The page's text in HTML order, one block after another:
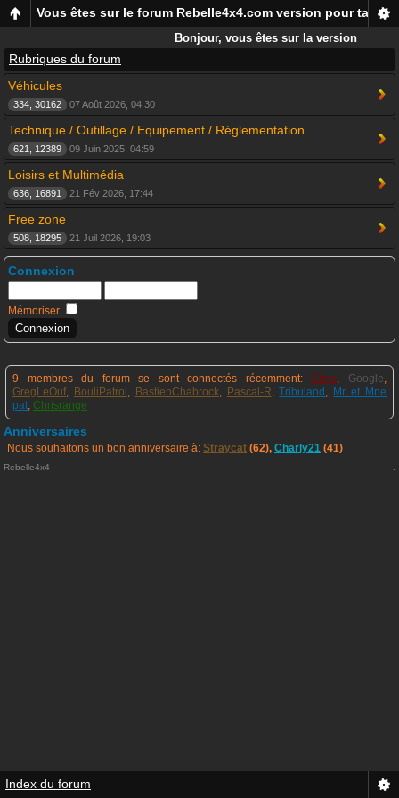
Vous êtes sur le forum Rebelle4x4.com version pour
Bonjour, vous êtes sur la version
mobile du forum Rebelle4x4, pour
Rubriques du forum
Véhicules
334, 30162 07 Août 2026, 04:30
Technique / Outillage / Equipement / Réglementation
621, 12389 09 Juin 2025, 04:59
Loisirs et Multimédia
636, 16891 21 Fév 2026, 17:44
Free zone
508, 18295 21 Juil 2026, 19:03
Connexion
Mémoriser
9 membres du forum se sont connectés récemment:Chris, Google,
GregLeOuf, BouliPatrol , BastienChabrock, Pascal-R,Tribuland , Mr et Mne
pat, Chrisrange
Anniversaires
Nous souhaitons un bon anniversaire à: Straycat (62), Charly21 (41)
Rebelle4x4
Index du forum